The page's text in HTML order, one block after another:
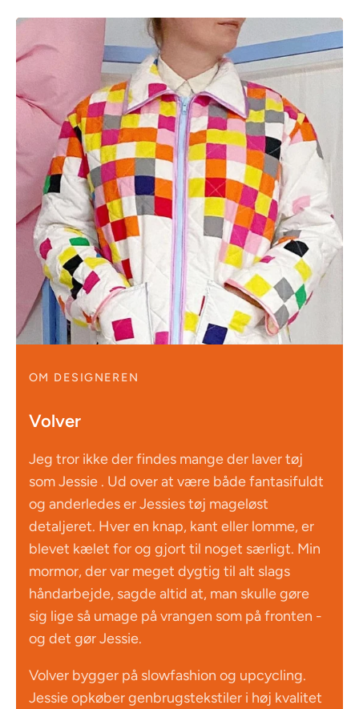
OM DESIGNEREN
Volver
Jeg tror ikke der findes mange der laver tøj
som Jessie . Ud over at være både fantasifuldt
og anderledes er Jessies tøj mageløst
detaljeret. Hver en knap, kant eller lomme, er
blevet kælet for og gjort til noget særligt. Min
mormor, der var meget dygtig til alt slags
håndarbejde, sagde altid at, man skulle gøre
sig lige så umage på vrangen som på fronten -
og det gør Jessie.
Volver bygger på slowfashion og upcycling.
Jessie opkøber genbrugstekstiler i høj kvalitet